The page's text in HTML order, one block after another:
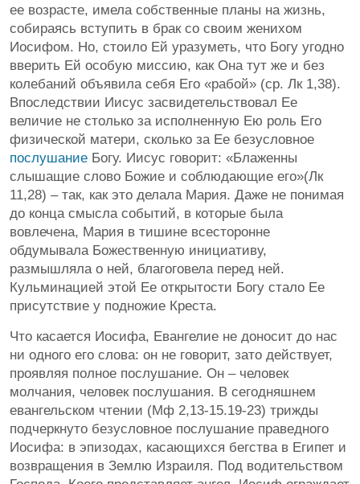
ее возрасте, имела собственные планы на жизнь,
собираясь вступить в брак со своим женихом
Иосифом. Но, стоило Ей уразуметь, что Богу угодно
вверить Ей особую миссию, как Она тут же и без
колебаний объявила себя Его «рабой» (ср. Лк 1,38).
Впоследствии Иисус засвидетельствовал Ее
величие не столько за исполненную Ею роль Его
физической матери, сколько за Ее безусловное
послушание Богу. Иисус говорит: «Блаженны
слышащие слово Божие и соблюдающие его»(Лк
11,28) – так, как это делала Мария. Даже не понимая
до конца смысла событий, в которые была
вовлечена, Мария в тишине всесторонне
обдумывала Божественную инициативу,
размышляла о ней, благоговела перед ней.
Кульминацией этой Ее открытости Богу стало Ее
присутствие у подножие Креста.
Что касается Иосифа, Евангелие не доносит до нас
ни одного его слова: он не говорит, зато действует,
проявляя полное послушание. Он – человек
молчания, человек послушания. В сегодняшнем
евангельском чтении (Мф 2,13-15.19-23) трижды
подчеркнуто безусловное послушание праведного
Иосифа: в эпизодах, касающихся бегства в Египет и
возвращения в Землю Израиля. Под водительством